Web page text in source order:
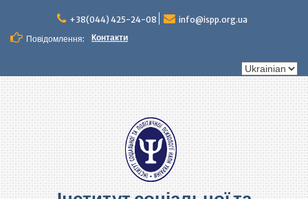
вмісту
+38(044) 425-24-08
info@ispp.org.ua
Повідомлення:
Контакти
Вибрати